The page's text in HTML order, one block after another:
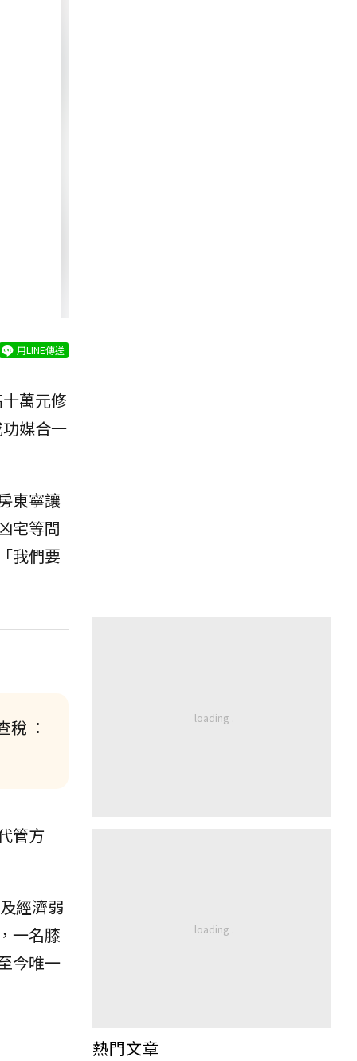
用LINE傳送
萬元修
媒合一
東寧讓
宅等問
我們要
：
管方
經濟弱
一名膝
今唯一
熱門文章